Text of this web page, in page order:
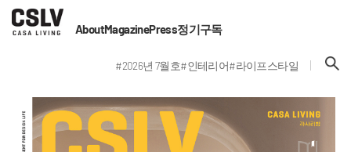
AboutMagazinePress정기구독
#2026년 7월호#인테리어#라이프스타일